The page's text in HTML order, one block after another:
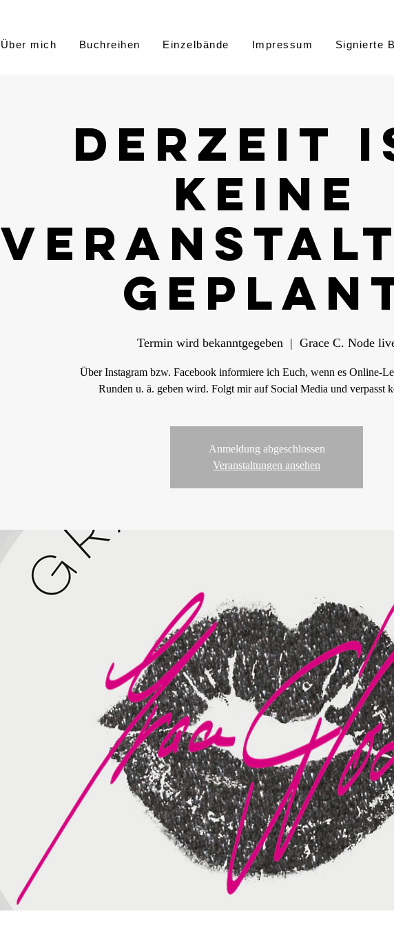
Über mich Buchreihen Einzelbände Impressum Signierte
Derzeit
keine
Termin wird bekanntgegeben
  |
Grace C. Node
Über Instagram bzw. Facebook informiere ich Euch, wenn es Online-
Runden u. ä. geben wird. Folgt mir auf Social Media und verpasst
Anmeldung abgeschlossen
Veranstaltungen ansehen